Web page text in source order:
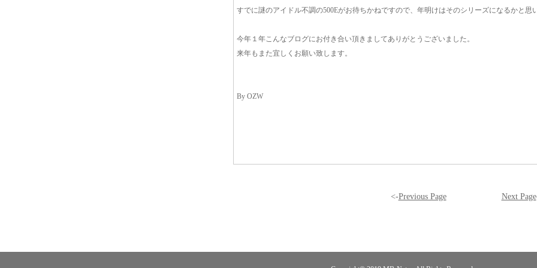
すでに謎のアイドル不調の500Eがお待ちかねですので、年明けはそのシリーズになるかと思い
今年１年こんなブログにお付き合い頂きましてありがとうございました。
来年もまた宜しくお願い致します。
By OZW
<-Previous Page Next Page